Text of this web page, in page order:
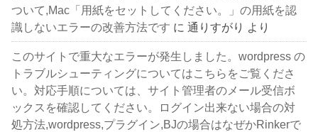
ついて,Mac「用紙をセットしてください。」の用紙を認
識しないエラーの改善方法です に通りすがり より
このサイトで重大なエラーが発生しました。wordpress の
トラブルシューティングについてはこちらをご覧くださ
い。対応手順については、サイト管理者のメール受信ボ
ックスを確認してください。ログイン出来ない場合の対
処方法,wordpress,プラグイン,BJの場合はなぜかRinkerで